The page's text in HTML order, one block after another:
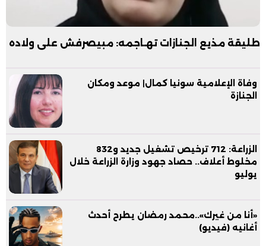
طليقة مذيع الجنازات تهـاجمه: مبيصرفش على ولاده
وفاة الإعلامية سونيا كمال| موعد ومكان
الجنازة
الزراعة: 712 ترخيص تشغيل جديد و832
مخلوط أعلاف.. حصاد جهود وزارة الزراعة خلال
يوليو
«أنا من غيرك»..محمد رمضان يطرح أحدث
أغانيه (فيديو)